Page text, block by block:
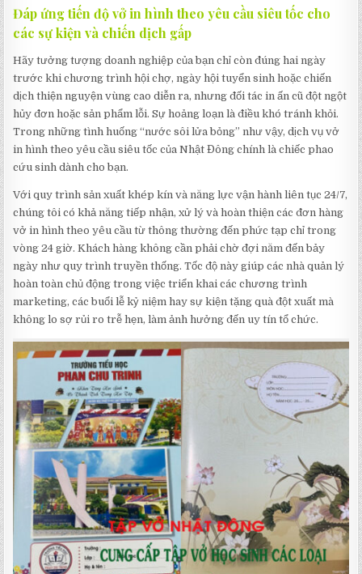
Đáp ứng tiến độ vở in hình theo yêu cầu siêu tốc cho
các sự kiện và chiến dịch gấp
Hãy tưởng tượng doanh nghiệp của bạn chỉ còn đúng hai ngày
trước khi chương trình hội chợ, ngày hội tuyển sinh hoặc chiến
dịch thiện nguyện vùng cao diễn ra, nhưng đối tác in ấn cũ đột ngột
hủy đơn hoặc sản phẩm lỗi. Sự hoảng loạn là điều khó tránh khỏi.
Trong những tình huống “nước sôi lửa bỏng” như vậy, dịch vụ vở
in hình theo yêu cầu siêu tốc của Nhật Đông chính là chiếc phao
cứu sinh dành cho bạn.
Với quy trình sản xuất khép kín và năng lực vận hành liên tục 24/7,
chúng tôi có khả năng tiếp nhận, xử lý và hoàn thiện các đơn hàng
vở in hình theo yêu cầu từ thông thường đến phức tạp chỉ trong
vòng 24 giờ. Khách hàng không cần phải chờ đợi năm đến bảy
ngày như quy trình truyền thống. Tốc độ này giúp các nhà quản lý
hoàn toàn chủ động trong việc triển khai các chương trình
marketing, các buổi lễ kỷ niệm hay sự kiện tặng quà đột xuất mà
không lo sợ rủi ro trễ hẹn, làm ảnh hưởng đến uy tín tổ chức.